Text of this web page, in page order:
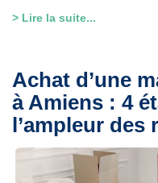
> Lire la suite...
Achat d’une
à Amiens : 4
l’ampleur des